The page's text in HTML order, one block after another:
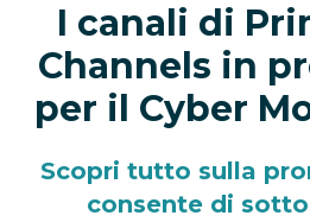
I canali di
Channels in
per il Cyber
Scopri tutto sulla
consente di